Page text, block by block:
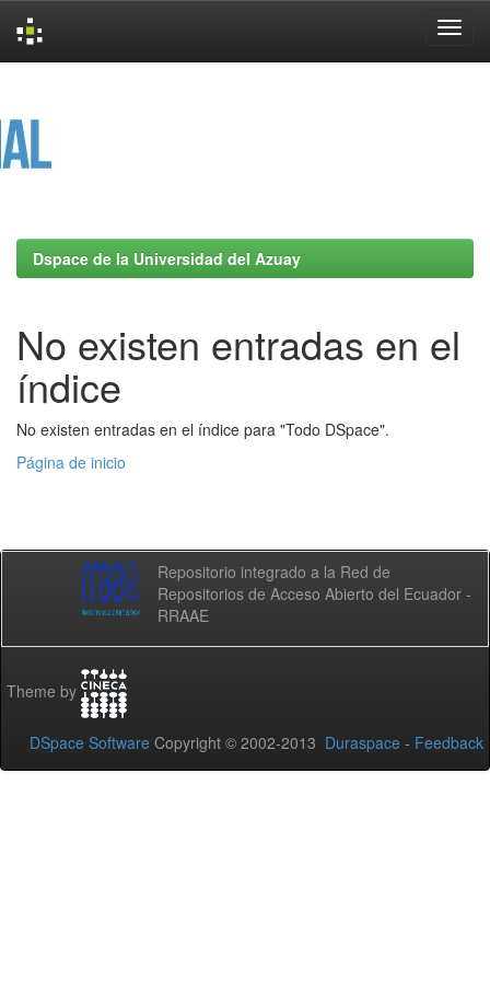
Dspace de la Universidad del Azuay
No existen entradas en el
índice
No existen entradas en el índice para "Todo DSpace".
Página de inicio
Repositorio integrado a la Red de
Repositorios de Acceso Abierto del Ecuador -
RRAAE
Theme by
DSpace Software Copyright © 2002-2013 Duraspace - Feedback